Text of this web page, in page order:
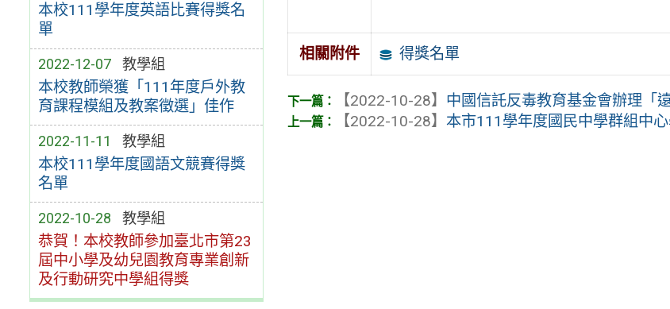
本校111學年度英語比賽得獎名
單
2022-12-07 教學組
本校教師榮獲「111年度戶外教
育課程模組及教案徵選」佳作
2022-11-11 教學組
本校111學年度國語文競賽得獎
名單
2022-10-28 教學組
恭賀！本校教師參加臺北市第23
屆中小學及幼兒園教育專業創新
及行動研究中學組得獎
相關附件 得獎名單
【2022-10-28】 中國信託反毒教育基金會辦理「
【2022-10-28】 本市111學年度國民中學群組中